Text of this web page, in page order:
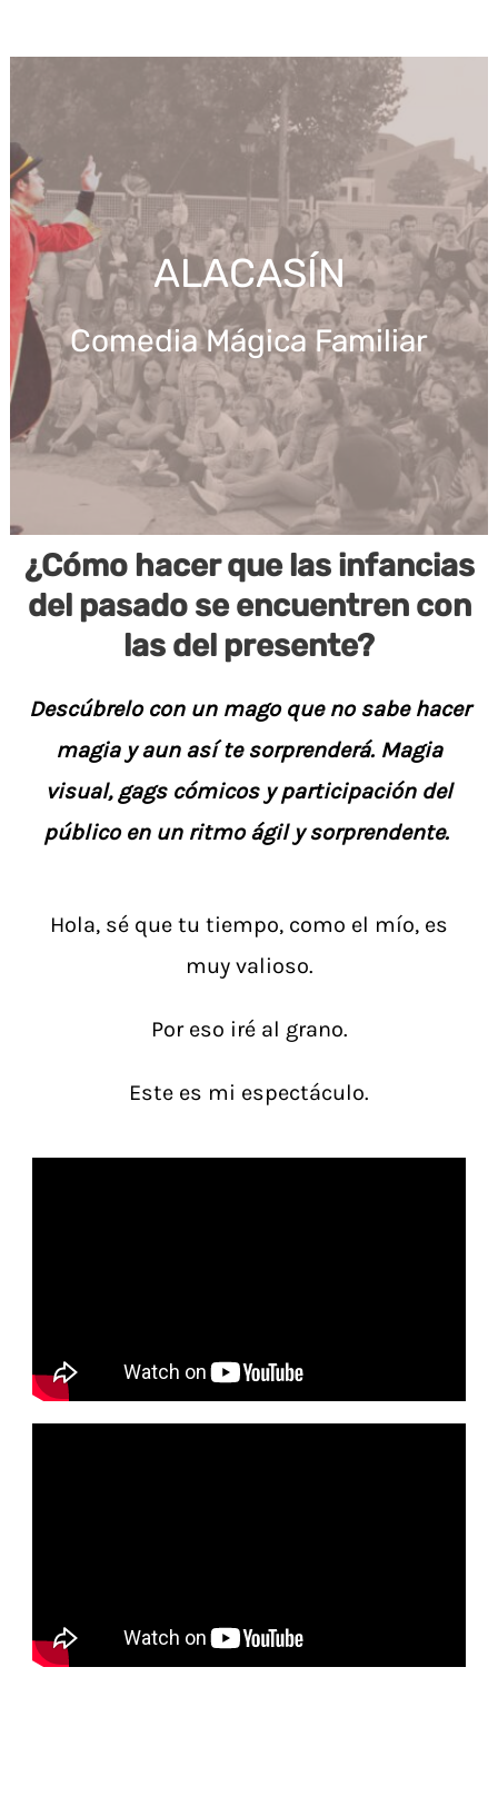
ALACASÍN
Comedia Mágica Familiar
¿Cómo hacer que las infancias
del pasado se encuentren con
las del presente?
Descúbrelo con un mago que no sabe hacer
magia y aun así te sorprenderá. Magia
visual, gags cómicos y participación del
público en un ritmo ágil y sorprendente.
Hola, sé que tu tiempo, como el mío, es
muy valioso.
Por eso iré al grano.
Este es mi espectáculo.